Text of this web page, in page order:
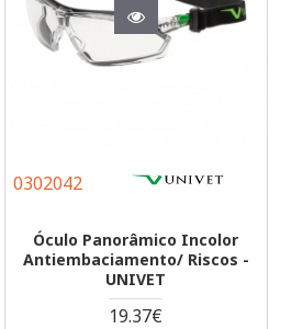
0302042
Óculo Panorâmico Incolor
Antiembaciamento/ Riscos -
UNIVET
19.37€